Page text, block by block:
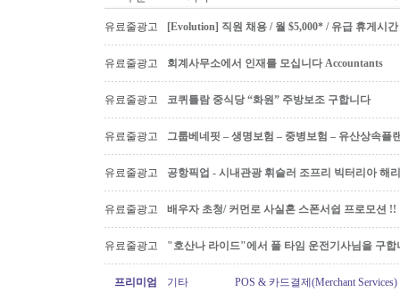
유료줄광고 [Evolution] 직원 채용 / 월 $5,000* / 유급 휴게시
유료줄광고 회계사무소에서 인재를 모십니다 Accountants
유료줄광고 코퀴틀람 중식당 “화원” 주방보조 구합니다
유료줄광고 그룹베네핏 – 생명보험 – 중병보험 – 유산상속플
유료줄광고 공항픽업 - 시내관광 휘슬러 조프리 빅터리아 해
유료줄광고 배우자 초청/ 커먼로 사실혼 스폰서쉽 프로모션 !!
유료줄광고 "호산나 라이드"에서 풀 타임 운전기사님을 구합
프리미엄 기타 POS & 카드결제(Merchant